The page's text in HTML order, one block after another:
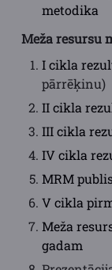
metodika
Meža resursu
I cikla
pārrēķinu)
II cikla
III cikla
IV cikla
MRM
V cikla
Meža
gadam